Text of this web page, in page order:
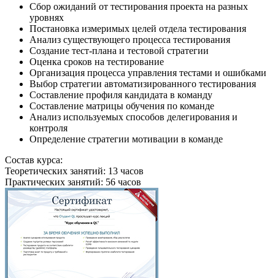
Сбор ожиданий от тестирования проекта на разных
уровнях
Постановка измеримых целей отдела тестирования
Анализ существующего процесса тестирования
Создание тест-плана и тестовой стратегии
Оценка сроков на тестирование
Организация процесса управления тестами и ошибками
Выбор стратегии автоматизированного тестирования
Составление профиля кандидата в команду
Составление матрицы обучения по команде
Анализ используемых способов делегирования и
контроля
Определение стратегии мотивации в команде
Состав курса:
Теоретических занятий: 13 часов
Практических занятий: 56 часов